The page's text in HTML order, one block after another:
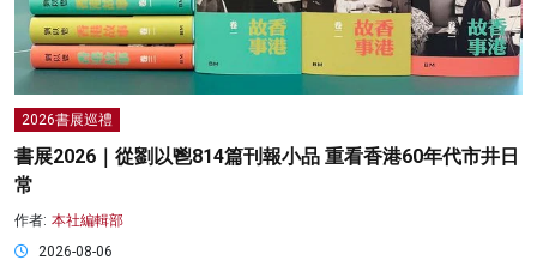
2026書展巡禮
書展2026｜從劉以鬯814篇刊報小品 重看香港60年代市井日
常
作者: 本社編輯部
2026-08-06